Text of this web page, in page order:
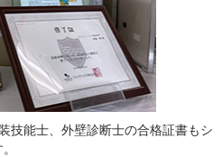
技能士、外壁診断士の合格証書もシ